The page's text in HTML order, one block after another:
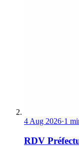
4 Aug 2026·1
RDV